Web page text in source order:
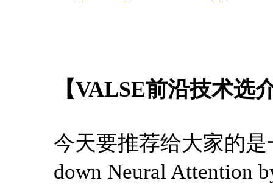
【VALSE前沿技术选
今天要推荐给大家的是
down Neural Attention